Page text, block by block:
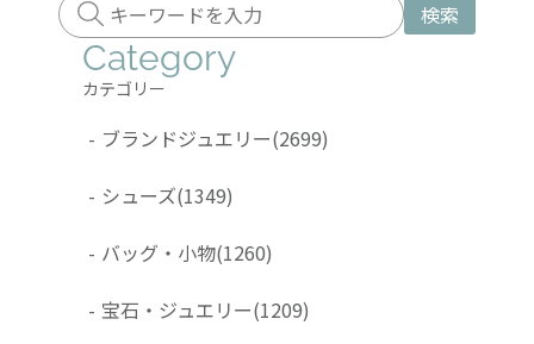
検索
Category
カテゴリー
- ブランドジュエリー(2699)
- シューズ(1349)
- バッグ・小物(1260)
- 宝石・ジュエリー(1209)